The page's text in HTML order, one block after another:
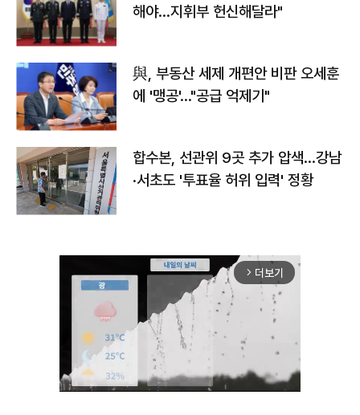
해야…지휘부 헌신해달라"
與, 부동산 세제 개편안 비판 오세훈
에 '맹공'…"공급 억제기"
합수본, 선관위 9곳 추가 압색…강남
·서초도 '투표율 허위 입력' 정황
arrow_forward_ios 더보기